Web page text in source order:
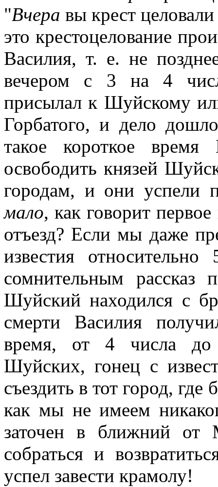
"Вчера вы крест
это крестоцелование
Василия, т. е. не
вечером с 3 на 4
присылал к Шуйскому
Горбатого, и дело
такое короткое время
освободить князей
городам, и они успели
мало, как говорит
отъезд? Если мы даже
известия
сомнительным рассказ
Шуйский находился с
смерти Василия
время, от 4 числа до
Шуйских, гонец с
съездить в тот город, где
как мы не имеем
заточен в ближний от
собраться и
успел завести крамолу!